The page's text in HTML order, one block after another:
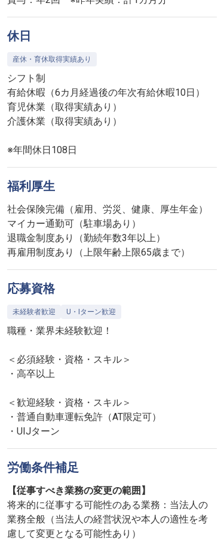
休日
産休・育休取得実績あり
シフト制
有給休暇（6カ月経過後の年次有給休暇10日）
育児休業（取得実績あり）
介護休業（取得実績あり）
※年間休日108日
福利厚生
社会保険完備（雇用、労災、健康、厚生年金）
マイカー通勤可（駐車場あり）
退職金制度あり（勤続年数3年以上）
再雇用制度あり（上限年齢上限65歳まで）
応募資格
未経験者歓迎 U・Iターン歓迎
職種・業界未経験歓迎！
＜必須経験・資格・スキル＞
・高卒以上
＜歓迎経験・資格・スキル＞
・普通自動車運転免許（AT限定可）
・UIJターン
労働条件補足
【従事すべき業務の変更の範囲】
将来的に従事する可能性のある業務：当法人の
業務全般（当法人の経営状況や本人の適性を考
慮して変更となる可能性あり）